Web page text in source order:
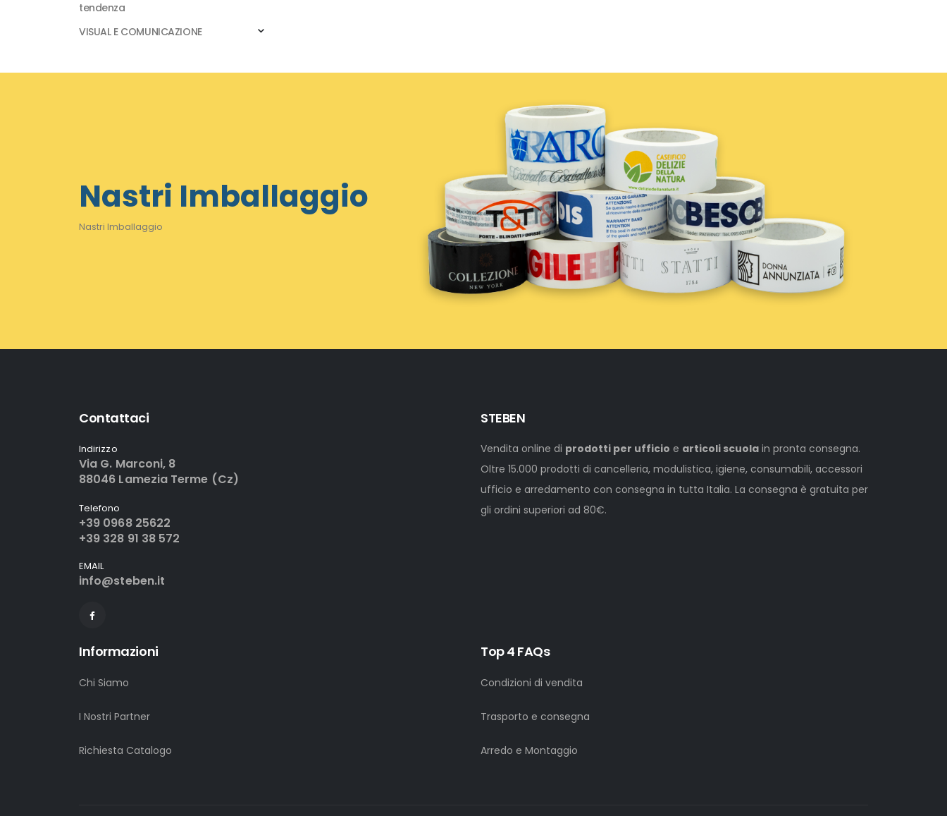
tendenza
VISUAL E COMUNICAZIONE
Nastri Imballaggio
Nastri Imballaggio
Contattaci
Indirizzo
Via G. Marconi, 8
88046 Lamezia Terme (Cz)
Telefono
+39 0968 25622
+39 328 91 38 572
EMAIL
info@steben.it
STEBEN
Vendita online di prodotti per ufficio e articoli scuola in pronta consegna.
Oltre 15.000 prodotti di cancelleria, modulistica, igiene, consumabili, accessori
ufficio e arredamento con consegna in tutta Italia. La consegna è gratuita per
gli ordini superiori ad 80€.
Informazioni
Chi Siamo
I Nostri Partner
Richiesta Catalogo
Top 4 FAQs
Condizioni di vendita
Trasporto e consegna
Arredo e Montaggio